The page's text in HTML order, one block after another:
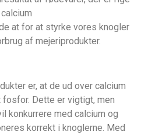
at for at styrke vores knogler
af mejeriprodukter.
er, at de ud over calcium
Dette er vigtigt, men
konkurrere med calcium og
korrekt i knoglerne. Med